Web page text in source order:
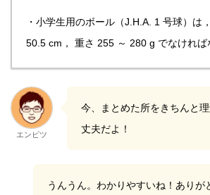
・小学生用のボール（J.H.A. 1 号球）は
50.5 cm， 重さ 255 ～ 280 g でなければ
エンピツ
今、まとめた所をきちんと
丈夫だよ！
うんうん。わかりやすいね！ありが